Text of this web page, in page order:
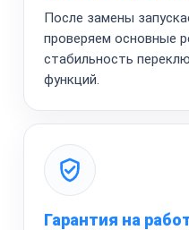
После замены
проверяем основные
стабильность
функций.
Гарантия на